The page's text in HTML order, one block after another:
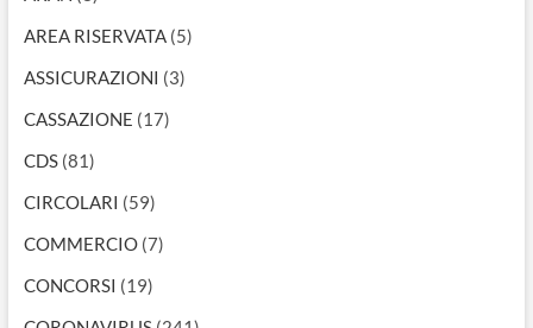
AREA RISERVATA(5)
ASSICURAZIONI (3)
CASSAZIONE (17)
CDS(81)
CIRCOLARI (59)
COMMERCIO(7)
CONCORSI (19)